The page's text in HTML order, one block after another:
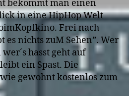
bekommt man einen
in eine HipHop Welt
Frei nach
es nichts zuM Sehen”. Wer
hasst geht auf
ein Spast. Die
gewohnt kostenlos zum